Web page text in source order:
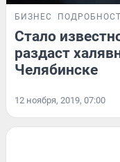
БИЗНЕС
Стало
раздаст
Челябинске
12 ноября, 2019, 07:00